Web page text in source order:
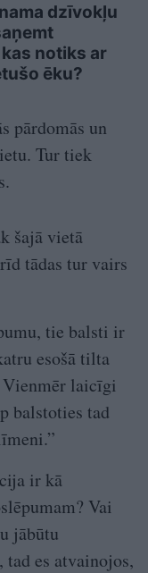
dzīvokļu
notiks ar
ēku?
pārdomās un
Tur tiek
šajā vietā
tādas tur vairs
tie balsti ir
esošā tilta
Vienmēr laicīgi
balstoties tad
ir kā
Vai
jābūtu
es atvainojos,